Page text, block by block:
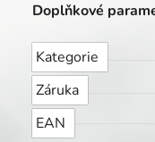
Doplňkové
Kategorie
Záruka
EAN